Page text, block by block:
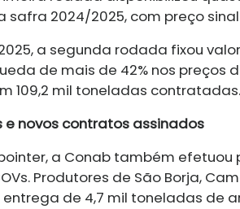
safra 2024/2025, com preço
a segunda rodada fixou
de mais de 42% nos preços
109,2 mil toneladas contratadas.
novos contratos assinados
a Conab também
Produtores de São Borja,
de 4,7 mil toneladas de